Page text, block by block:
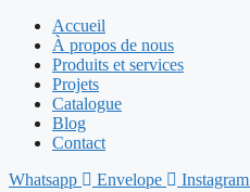
Accueil
À propos de nous
Produits et services
Projets
Catalogue
Blog
Contact
Whatsapp
Envelope Instagram